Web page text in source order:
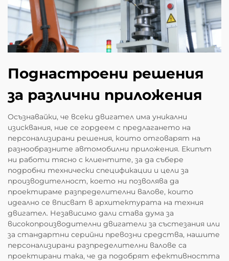
Поднастроени решения
за различни приложения
Осъзнавайки, че всеки двигател има уникални
изисквания, ние се гордеем с предлагането на
персонализирани решения, които отговарят на
разнообразните автомобилни приложения. Екипът
ни работи тясно с клиентите, за да събере
подробни технически спецификации и цели за
производителност, което ни позволява да
проектираме разпределителни валове, които
идеално се вписват в архитектурата на техния
двигател. Независимо дали става дума за
високопроизводителни двигатели за състезания или
за стандартни серийни превозни средства, нашите
персонализирани разпределителни валове са
проектирани така, че да подобрят ефективността